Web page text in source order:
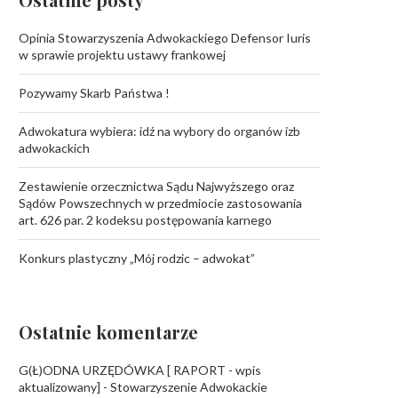
Opinia Stowarzyszenia Adwokackiego Defensor Iuris
w sprawie projektu ustawy frankowej
Pozywamy Skarb Państwa !
Adwokatura wybiera: idź na wybory do organów izb
adwokackich
Zestawienie orzecznictwa Sądu Najwyższego oraz
Sądów Powszechnych w przedmiocie zastosowania
art. 626 par. 2 kodeksu postępowania karnego
Konkurs plastyczny „Mój rodzic – adwokat”
Ostatnie komentarze
G(Ł)ODNA URZĘDÓWKA [ RAPORT - wpis
aktualizowany] - Stowarzyszenie Adwokackie